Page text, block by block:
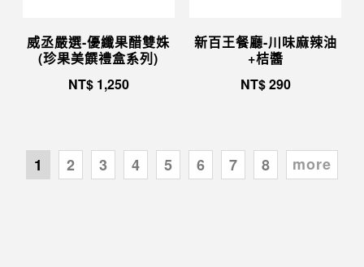
威丞嚴選-優纖果醋雙姝
(珍果美饌禮盒系列)
NT$ 1,250
新百王餐廳-川味麻辣油
+桔醬
NT$290
1 2 3 4 5 6 7 8 more